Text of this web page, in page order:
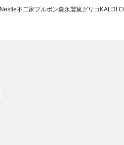
Nestle不二家ブルボン森永製菓グリコ KALDI